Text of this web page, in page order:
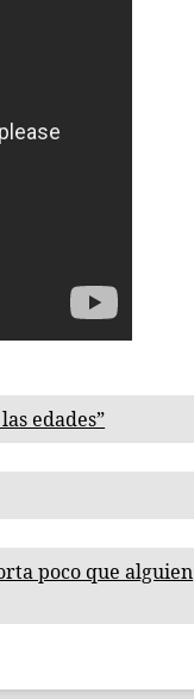
edades”
poco que alguien